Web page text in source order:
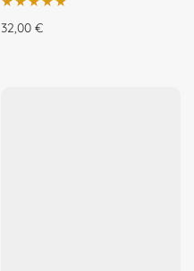
Įvertinimas:
32,00 €